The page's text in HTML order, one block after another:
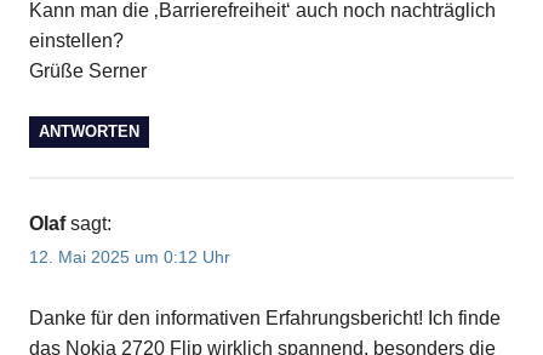
Kann man die ‚Barrierefreiheit‘ auch noch nachträglich
einstellen?
Grüße Serner
ANTWORTEN
Olaf sagt:
12. Mai 2025 um 0:12 Uhr
Danke für den informativen Erfahrungsbericht! Ich finde
das Nokia 2720 Flip wirklich spannend, besonders die